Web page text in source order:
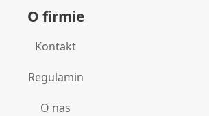
O firmie
Kontakt
Regulamin
O nas